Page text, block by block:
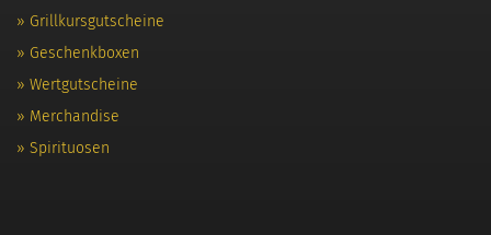
» Grillkursgutscheine
» Geschenkboxen
» Wertgutscheine
» Merchandise
» Spirituosen